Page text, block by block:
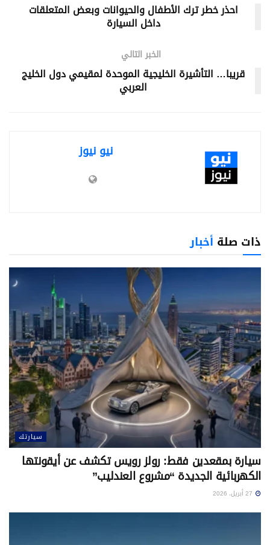
احذر خطر ترك الأطفال والحيوانات وبعض المتعلقات
داخل السيارة
الخبر التالي
قريبا… التأشيرة الخليجية الموحدة لمقيمي دول الخليج
العربي
نيو نيوز
ذات صلة أخبار
سيارتك
سيارة بمقعدين فقط: رولز رويس تكشف عن أيقونتها
الكهربائية الجديدة “مشروع العندليب”